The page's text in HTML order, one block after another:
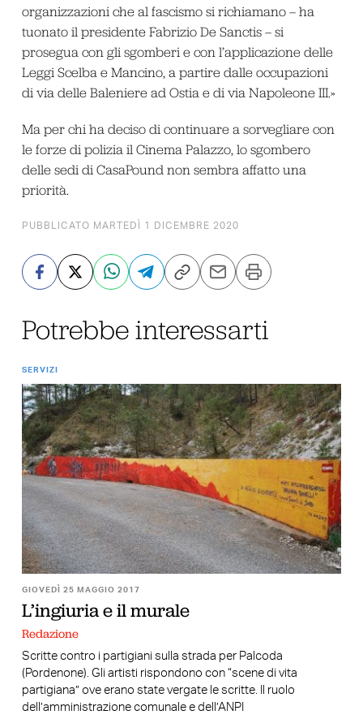
organizzazioni che al fascismo si richiamano – ha
tuonato il presidente Fabrizio De Sanctis – si
prosegua con gli sgomberi e con l’applicazione delle
Leggi Scelba e Mancino, a partire dalle occupazioni
di via delle Baleniere ad Ostia e di via Napoleone III.»
Ma per chi ha deciso di continuare a sorvegliare con
le forze di polizia il Cinema Palazzo, lo sgombero
delle sedi di CasaPound non sembra affatto una
priorità.
PUBBLICATO MARTEDÌ 1 DICEMBRE 2020
Potrebbe interessarti
SERVIZI
GIOVEDÌ 25 MAGGIO 2017
L’ingiuria e il murale
Redazione
Scritte contro i partigiani sulla strada per Palcoda
(Pordenone). Gli artisti rispondono con “scene di vita
partigiana” ove erano state vergate le scritte. Il ruolo
dell’amministrazione comunale e dell’ANPI